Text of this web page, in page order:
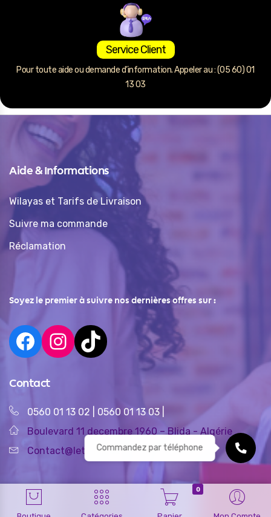
0
Service Client
Pour toute aide ou demande d’information. Appeler au : (05 60) 01
13 03
Aide & Informations
Wilayas et Tarifs de Livraison
Suivre ma commande
Réclamation
Soyez le premier à suivre nos dernières offres sur :
Contact
0560 01 13 02 0560 01 13 03
Boulevard 11 decembre 1960 – Blida - Algérie
Contact@letshop.dzCommandez par téléphone